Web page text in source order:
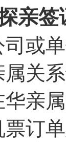
亲签
司或
属关
亲
票订